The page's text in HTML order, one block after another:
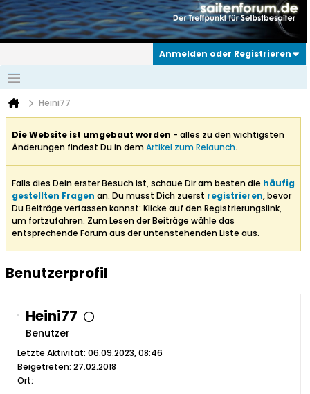
Anmelden oder Registrieren
Heini77
Die Website ist umgebaut worden - alles zu den wichtigsten
Änderungen findest Du in demArtikel zum Relaunch.
Falls dies Dein erster Besuch ist, schaue Dir am besten die häufig
gestellten Fragen an. Du musst Dich zuerst registrieren, bevor
Du Beiträge verfassen kannst: Klicke auf den Registrierungslink,
um fortzufahren. Zum Lesen der Beiträge wähle das
entsprechende Forum aus der untenstehenden Liste aus.
Benutzerprofil
Heini77
Benutzer
Letzte Aktivität: 06.09.2023, 08:46
Beigetreten: 27.02.2018
Ort: